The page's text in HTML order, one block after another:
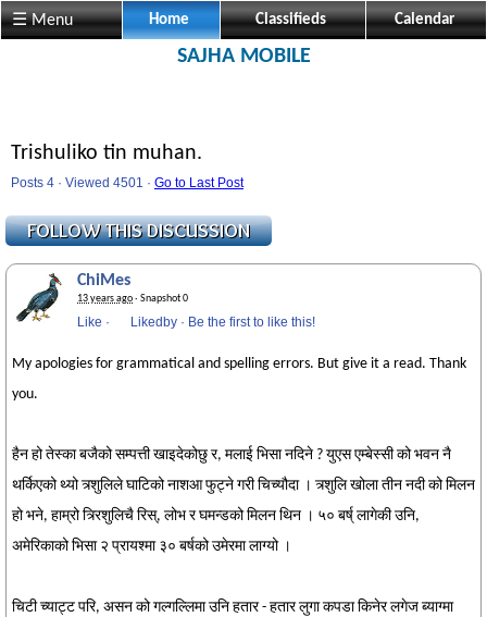
☰ Menu Home Classifieds Calendar
SAJHA MOBILE
Trishuliko tin muhan.
Posts 4 · Viewed 4501 · Go to Last Post
ChiMes
13 years ago· Snapshot 0
Like · Likedby · Be the first to like this!
My apologies for grammatical and spelling errors. But give it a read. Thank
you.
हैन हो तेस्का बजैको सम्पत्ती खाइदेकोछु र, मलाई भिसा नदिने ? युएस एम्बेस्सी को भवन नै
थर्किएको थ्यो त्र्शुलिले घाटिको नाशआ फुट्ने गरी चिच्यौदा । त्र्शुलि खोला तीन नदी को मिलन
हो भने, हाम्रो त्र्‍रिशुलिचै रिस्, लोभ र घमन्डको मिलन थिन । ५० बर्ष् लागेकी उनि,
अमेरिकाको भिसा २ प्रायश्मा ३० बर्षको उमेरमा लाग्यो ।
चिटी च्याट्ट परि, असन को गल्गल्लिमा उनि हतार - हतार लुगा कपडा किनेर लगेज ब्याग्मा